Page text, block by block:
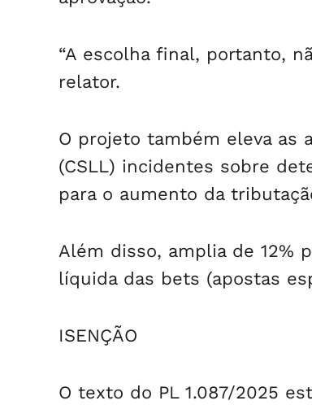
“A escolha final, portanto,
relator.
O projeto também eleva as
(CSLL) incidentes sobre
para o aumento da
Além disso, amplia de 12%
líquida das bets (apostas
ISENÇÃO
O texto do PL 1.087/2025